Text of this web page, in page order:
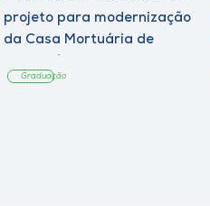
projeto para modernização
da Casa Mortuária de
Graduação